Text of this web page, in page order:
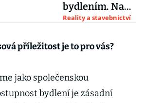
bydlením. Na
špici je agresor
žebříčku je i
Reality a stavebnictví
příležitost je to pro vás?
jako společenskou
bydlení je zásadní